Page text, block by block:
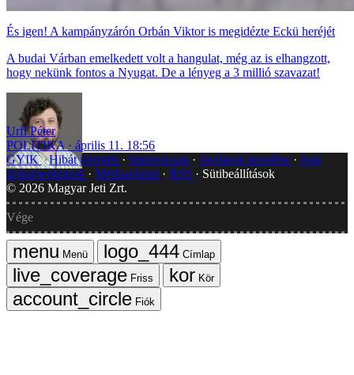
És igen! A kampányzárón Orbán Viktor is megidézte Eckü heréjét
A budai Várban emelkedett volt a hangulat, még az is elhangzott,
hogy nekünk fontos a Nyugat. De a lényeg a 3 millió szavazat!
Urfi Péter
POLITIKA
április 11. 18:56
GYIK Hibát jelentek Impresszum Javítások kezelése
Jogi
dokumentumok
Médiaajánlat RSS
Sütibeállítások
© 2026 Magyar Jeti Zrt.
Vége
Menü
Címlap
Friss
Kör
Fiók